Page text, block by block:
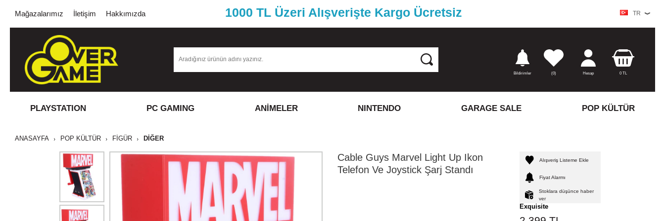
Mağazalarımız İletişim Hakkımızda 1000 TL Üzeri Alışverişte Kargo Ücretsiz TR
Bildirimler (0) Hesap 0TL
PLAYSTATION PC GAMING ANİMELER NINTENDO GARAGE SALE POP KÜLTÜR
ANASAYFA POP KÜLTÜR FİGÜR DIĞER
Cable Guys Marvel Light Up Ikon
Telefon Ve Joystick Şarj Standı
Alışveriş Listeme Ekle
Fiyat Alarmı
Stoklara düşünce haber
ver
Exquisite